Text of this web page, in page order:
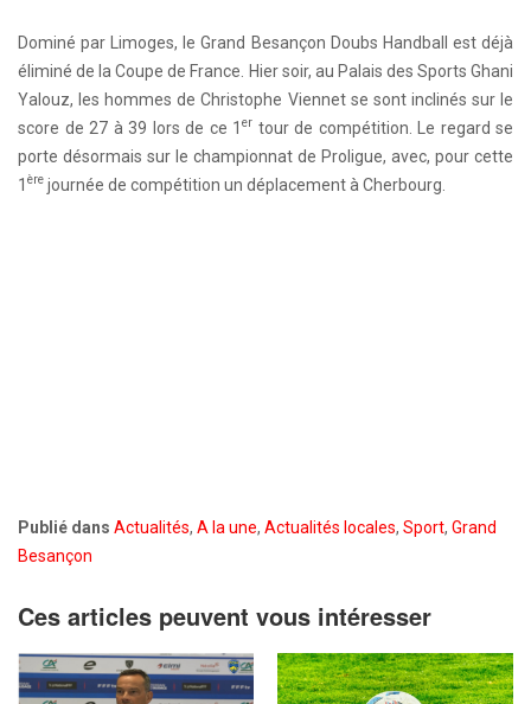
Dominé par Limoges, le Grand Besançon Doubs Handball est déjà
éliminé de la Coupe de France. Hier soir, au Palais des Sports Ghani
Yalouz, les hommes de Christophe Viennet se sont inclinés sur le
score de 27 à 39 lors de ce 1 er tour de compétition. Le regard se
porte désormais sur le championnat de Proligue, avec, pour cette
1 ère journée de compétition un déplacement à Cherbourg.
Publié dans Actualités, A la une, Actualités locales, Sport, Grand
Besançon
Ces articles peuvent vous intéresser